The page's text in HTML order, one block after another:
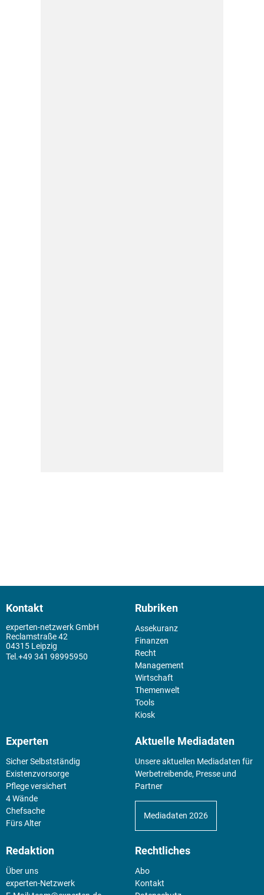
Kontakt
experten-netzwerk GmbH
Reclamstraße 42
04315 Leipzig
+49 341 98995950
Rubriken
Assekuranz
Finanzen
Recht
Management
Wirtschaft
Themenwelt
Tools
Kiosk
Experten
Sicher Selbstständig
Existenz­vorsorge
Pflege versichert
4 Wände
Chefsache
Fürs Alter
Aktuelle Mediadaten
Unsere aktuellen Mediadaten für
Werbetreibende, Presse und
Partner
Mediadaten 2026
Redaktion
Über uns
experten-Netzwerk
Rechtliches
Abo
Kontakt